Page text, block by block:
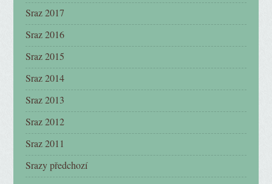
Sraz 2017
Sraz 2016
Sraz 2015
Sraz 2014
Sraz 2013
Sraz 2012
Sraz 2011
Srazy předchozí